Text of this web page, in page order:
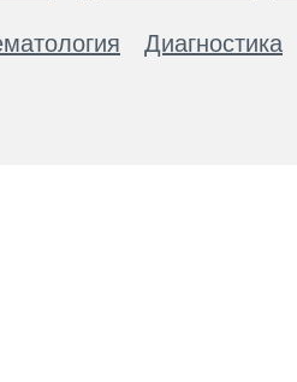
Диагностика